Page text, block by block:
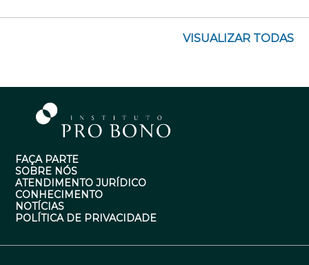
VISUALIZAR TODAS
FAÇA PARTE
SOBRE NÓS
ATENDIMENTO JURÍDICO
CONHECIMENTO
NOTÍCIAS
POLÍTICA DE PRIVACIDADE